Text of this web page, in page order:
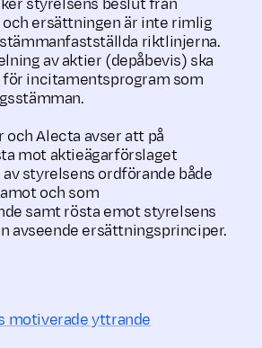
styrelsens beslut från
ersättningen är inte rimlig
riktlinjerna.
av aktier (depåbevis) ska
för incitamentsprogram som
och Alecta avser att på
mot aktieägarförslaget
styrelsens ordförande både
och som
samt rösta emot styrelsens
avseende ersättningsprinciper.
motiverade yttrande